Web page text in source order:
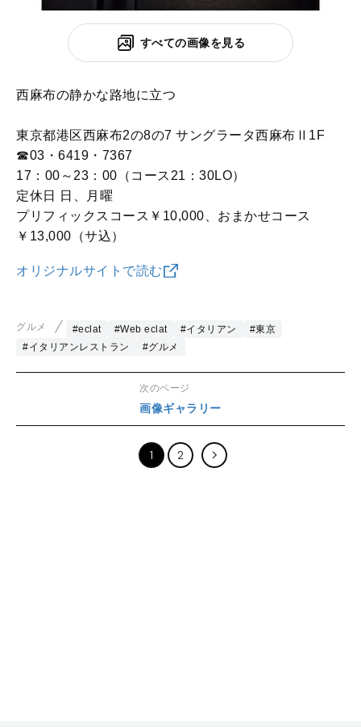
すべての画像を見る
西麻布の静かな路地に立つ
東京都港区西麻布2の8の7 サングラータ西麻布Ⅱ1F
☎03・6419・7367
17：00～23：00（コース21：30LO）
定休日 日、月曜
プリフィックスコース￥10,000、おまかせコース
￥13,000（サ込）
オリジナルサイトで読む
グルメ #eclat #Web eclat #イタリアン
#東京
#イタリアンレストラン
#グルメ
次のページ
画像ギャラリー
1 2